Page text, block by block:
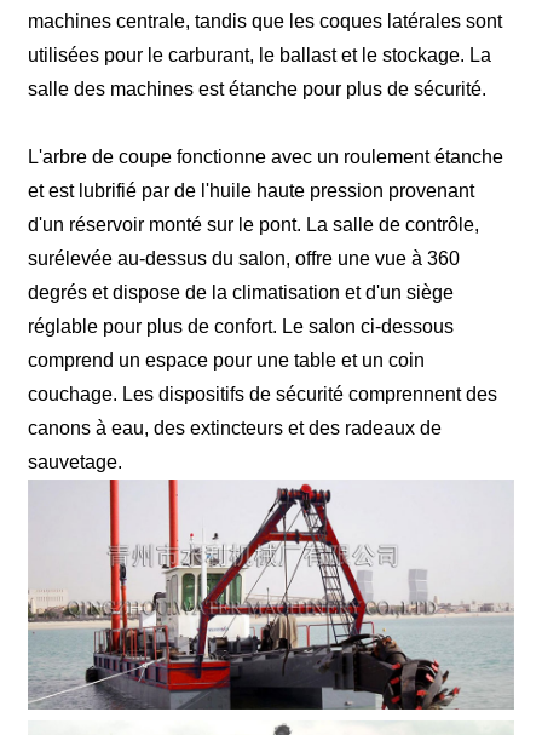
machines centrale, tandis que les coques latérales sont
utilisées pour le carburant, le ballast et le stockage. La
salle des machines est étanche pour plus de sécurité.
L'arbre de coupe fonctionne avec un roulement étanche
et est lubrifié par de l'huile haute pression provenant
d'un réservoir monté sur le pont. La salle de contrôle,
surélevée au-dessus du salon, offre une vue à 360
degrés et dispose de la climatisation et d'un siège
réglable pour plus de confort. Le salon ci-dessous
comprend un espace pour une table et un coin
couchage. Les dispositifs de sécurité comprennent des
canons à eau, des extincteurs et des radeaux de
sauvetage.